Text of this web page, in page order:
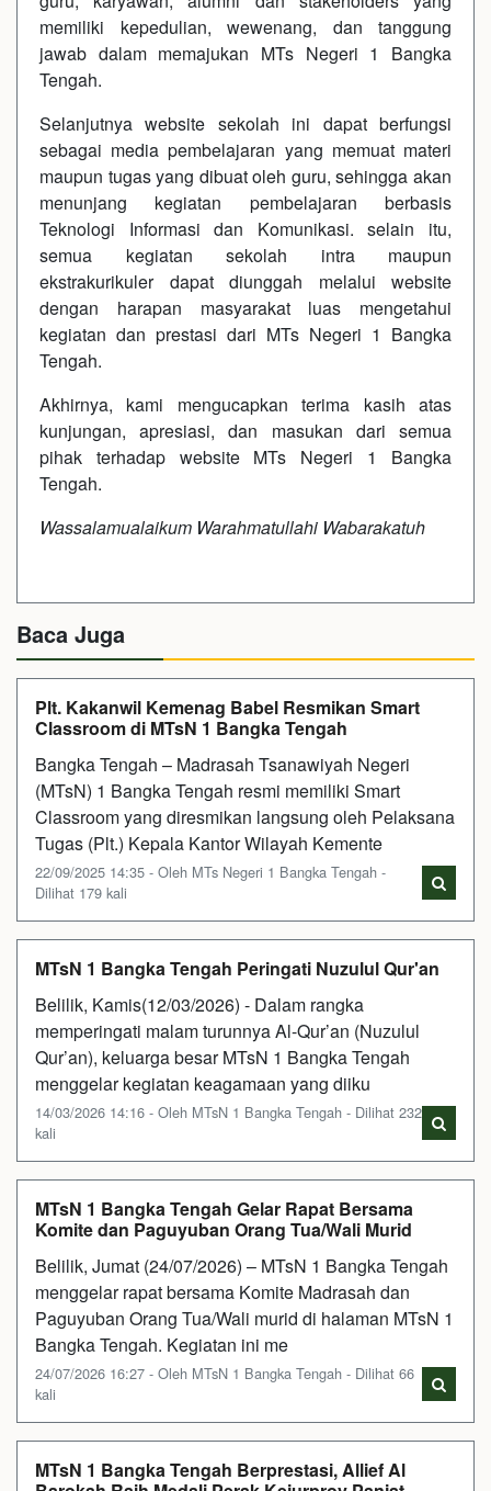
memiliki kepedulian, wewenang, dan tanggung
jawab dalam memajukan MTs Negeri 1 Bangka
Tengah.
Selanjutnya website sekolah ini dapat berfungsi
sebagai media pembelajaran yang memuat materi
maupun tugas yang dibuat oleh guru, sehingga akan
menunjang kegiatan pembelajaran berbasis
Teknologi Informasi dan Komunikasi. selain itu,
semua kegiatan sekolah intra maupun
ekstrakurikuler dapat diunggah melalui website
dengan harapan masyarakat luas mengetahui
kegiatan dan prestasi dari MTs Negeri 1 Bangka
Tengah.
Akhirnya, kami mengucapkan terima kasih atas
kunjungan, apresiasi, dan masukan dari semua
pihak terhadap website MTs Negeri 1 Bangka
Tengah.
Wassalamualaikum Warahmatullahi Wabarakatuh
Baca Juga
Plt. Kakanwil Kemenag Babel Resmikan Smart
Classroom di MTsN 1 Bangka Tengah
Bangka Tengah – Madrasah Tsanawiyah Negeri
(MTsN) 1 Bangka Tengah resmi memiliki Smart
Classroom yang diresmikan langsung oleh Pelaksana
Tugas (Plt.) Kepala Kantor Wilayah Kemente
22/09/2025 14:35 - Oleh MTs Negeri 1 Bangka Tengah -
Dilihat 179 kali
MTsN 1 Bangka Tengah Peringati Nuzulul Qur'an
Belilik, Kamis(12/03/2026) - Dalam rangka
memperingati malam turunnya Al-Qur’an (Nuzulul
Qur’an), keluarga besar MTsN 1 Bangka Tengah
menggelar kegiatan keagamaan yang diiku
14/03/2026 14:16 - Oleh MTsN 1 Bangka Tengah - Dilihat 232
kali
MTsN 1 Bangka Tengah Gelar Rapat Bersama
Komite dan Paguyuban Orang Tua/Wali Murid
Belilik, Jumat (24/07/2026) – MTsN 1 Bangka Tengah
menggelar rapat bersama Komite Madrasah dan
Paguyuban Orang Tua/Wali murid di halaman MTsN 1
Bangka Tengah. Kegiatan ini me
24/07/2026 16:27 - Oleh MTsN 1 Bangka Tengah - Dilihat 66
kali
MTsN 1 Bangka Tengah Berprestasi, Allief Al